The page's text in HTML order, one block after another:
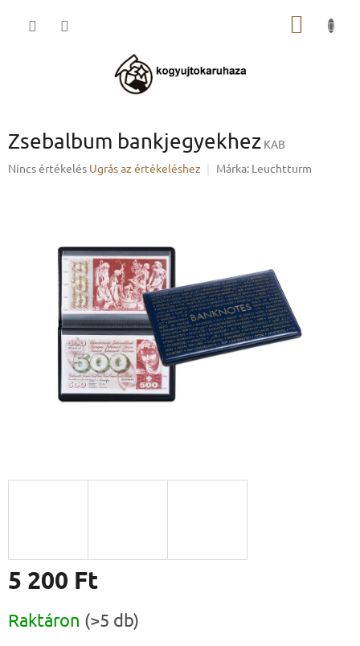
KOSÁR
Zsebalbum bankjegyekhez KAB
A
Nincs értékelés Ugrás az értékeléshez Márka: Leuchtturm
5 200 Ft
Raktáron (>5 db)